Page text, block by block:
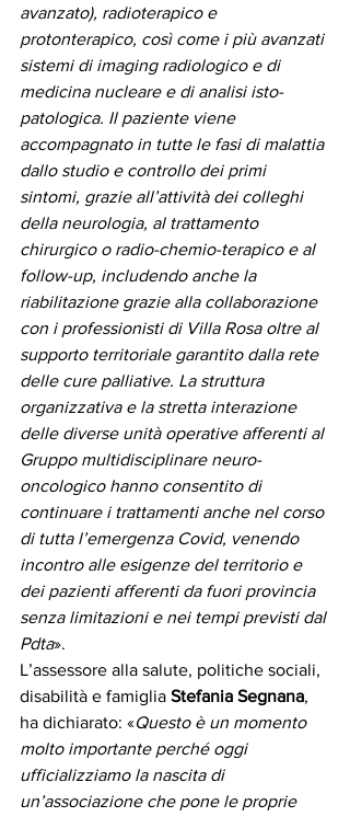
avanzato), radioterapico e
protonterapico, così come i più avanzati
sistemi di imaging radiologico e di
medicina nucleare e di analisi isto-
patologica. Il paziente viene
accompagnato in tutte le fasi di malattia
dallo studio e controllo dei primi
sintomi, grazie all’attività dei colleghi
della neurologia, al trattamento
chirurgico o radio-chemio-terapico e al
follow-up, includendo anche la
riabilitazione grazie alla collaborazione
con i professionisti di Villa Rosa oltre al
supporto territoriale garantito dalla rete
delle cure palliative. La struttura
organizzativa e la stretta interazione
delle diverse unità operative afferenti al
Gruppo multidisciplinare neuro-
oncologico hanno consentito di
continuare i trattamenti anche nel corso
di tutta l’emergenza Covid, venendo
incontro alle esigenze del territorio e
dei pazienti afferenti da fuori provincia
senza limitazioni e nei tempi previsti dal
Pdta».
L’assessore alla salute, politiche sociali,
disabilità e famiglia Stefania Segnana,
ha dichiarato: «Questo è un momento
molto importante perché oggi
ufficializziamo la nascita di
un’associazione che pone le proprie